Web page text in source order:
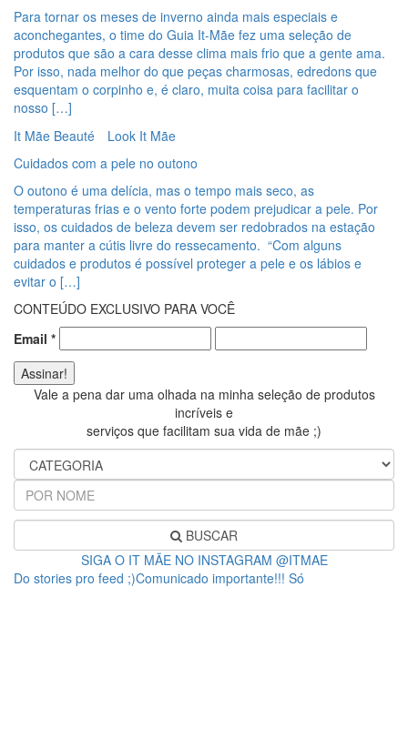
Para tornar os meses de inverno ainda mais especiais e
aconchegantes, o time do Guia It-Mãe fez uma seleção de
produtos que são a cara desse clima mais frio que a gente ama.
Por isso, nada melhor do que peças charmosas, edredons que
esquentam o corpinho e, é claro, muita coisa para facilitar o
nosso […]
It Mãe Beauté
Look It Mãe
Cuidados com a pele no outono
O outono é uma delícia, mas o tempo mais seco, as
temperaturas frias e o vento forte podem prejudicar a pele. Por
isso, os cuidados de beleza devem ser redobrados na estação
para manter a cútis livre do ressecamento. “Com alguns
cuidados e produtos é possível proteger a pele e os lábios e
evitar o […]
CONTEÚDO EXCLUSIVO PARA VOCÊ
Email *
Vale a pena dar uma olhada na minha seleção de produtos
incríveis e
serviços que facilitam sua vida de mãe ;)
BUSCAR
SIGA O IT MÃE NO INSTAGRAM @ITMAE
Do stories pro feed ;)Comunicado importante!!! Só